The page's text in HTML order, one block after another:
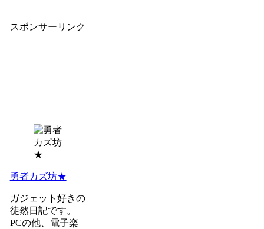
スポンサーリンク
勇者カズ坊★
ガジェット好きの
徒然日記です。
PCの他、電子楽